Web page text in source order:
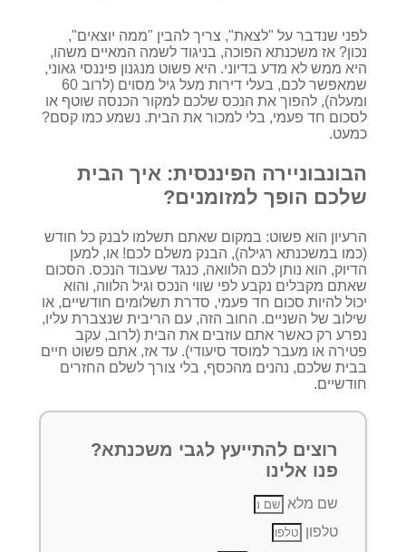
לפני שנדבר על "לצאת", צריך להבין "ממה יוצאים",
נכון? אז משכנתא הפוכה, בניגוד לשמה המאיים משהו,
היא ממש לא מדע בדיוני. היא פשוט מנגנון פיננסי גאוני,
שמאפשר לכם, בעלי דירות מעל גיל מסוים (לרוב 60
ומעלה), להפוך את הנכס שלכם למקור הכנסה שוטף או
לסכום חד פעמי, בלי למכור את הבית. נשמע כמו קסם?
כמעט.
הבונבוניירה הפיננסית: איך הבית
שלכם הופך למזומנים?
הרעיון הוא פשוט: במקום שאתם תשלמו לבנק כל חודש
(כמו במשכנתא רגילה), הבנק משלם לכם! או, למען
הדיוק, הוא נותן לכם הלוואה, כנגד שעבוד הנכס. הסכום
שאתם מקבלים נקבע לפי שווי הנכס וגיל הלווה, והוא
יכול להיות סכום חד פעמי, סדרת תשלומים חודשיים, או
שילוב של השניים. החוב הזה, עם הריבית שנצברת עליו,
נפרע רק כאשר אתם עוזבים את הבית (לרוב, עקב
פטירה או מעבר למוסד סיעודי). עד אז, אתם פשוט חיים
בבית שלכם, נהנים מהכסף, בלי צורך לשלם החזרים
חודשיים.
רוצים להתייעץ לגבי משכנתא?
פנו אלינו
שם מלא
טלפון